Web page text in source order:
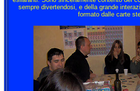
sempre divertendosi, e della grande
formato dalle carte